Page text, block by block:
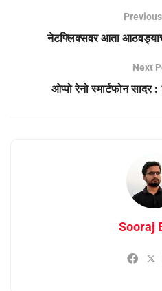
नेटफ्लिक्सवर आता
Next
ओप्पो रेनो स्मार्टफोन
Sooraj